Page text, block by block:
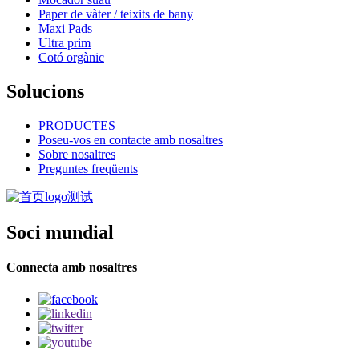
Paper de vàter / teixits de bany
Maxi Pads
Ultra prim
Cotó orgànic
Solucions
PRODUCTES
Poseu-vos en contacte amb nosaltres
Sobre nosaltres
Preguntes freqüents
Soci mundial
Connecta amb nosaltres